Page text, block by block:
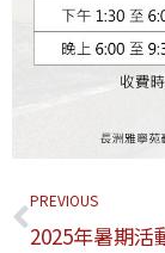
PREVIOUS